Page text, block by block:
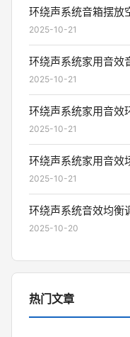
环绕声系统音箱摆放
2025-10-21
环绕声系统家用音效
2025-10-21
环绕声系统家用音效
2025-10-21
环绕声系统家用音效
2025-10-21
环绕声系统音效均衡
2025-10-20
热门文章